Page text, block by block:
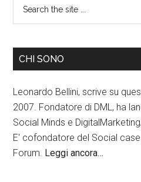
CHI SONO
Leonardo Bellini, scrive su
2007. Fondatore di DML, ha
Social Minds e
E' cofondatore del Social
Forum. Leggi ancora…